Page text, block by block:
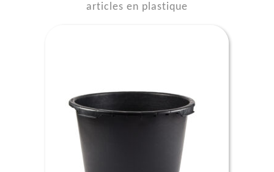
articles en plastique